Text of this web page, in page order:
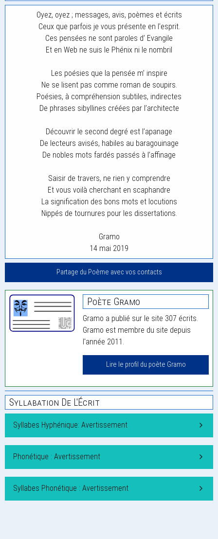
Oyez, oyez ; messages, avis, poèmes et écrits
Ceux que parfois je vous présente en l’esprit.
Ces pensées ne sont paroles d’ Evangile
Et en Web ne suis le Phénix ni le nombril
Les poésies que la pensée m’ inspire
Ne se lisent pas comme roman de soupirs.
Poésies, à compréhension subtiles, indirectes
De phrases sibyllines créées par l’architecte
Découvrir le second degré est l’apanage
De lecteurs avisés, habiles au baragouinage
De nobles mots fardés passés à l’affinage
Saisir de travers, ne rien y comprendre
Et vous voilà cherchant en scaphandre
La signification des bons mots et locutions
Nippés de tournures pour les dissertations.
Gramo
14 mai 2019
Partage du Poème avec vos contacts
Poète Gramo
Gramo a publié sur le site 307 écrits.
Gramo est membre du site depuis
l'année 2011.
Lire le profil du poète Gramo
Syllabation De L'Écrit
Syllabes Hyphénique: Avertissement
Phonétique : Avertissement
Syllabes Phonétique : Avertissement